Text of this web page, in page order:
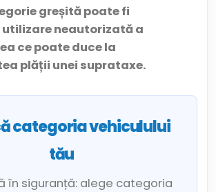
greșită poate fi
neautorizată a
ce poate duce la
plății unei suprataxe.
categoria vehiculului
tău
în siguranță: alege categoria